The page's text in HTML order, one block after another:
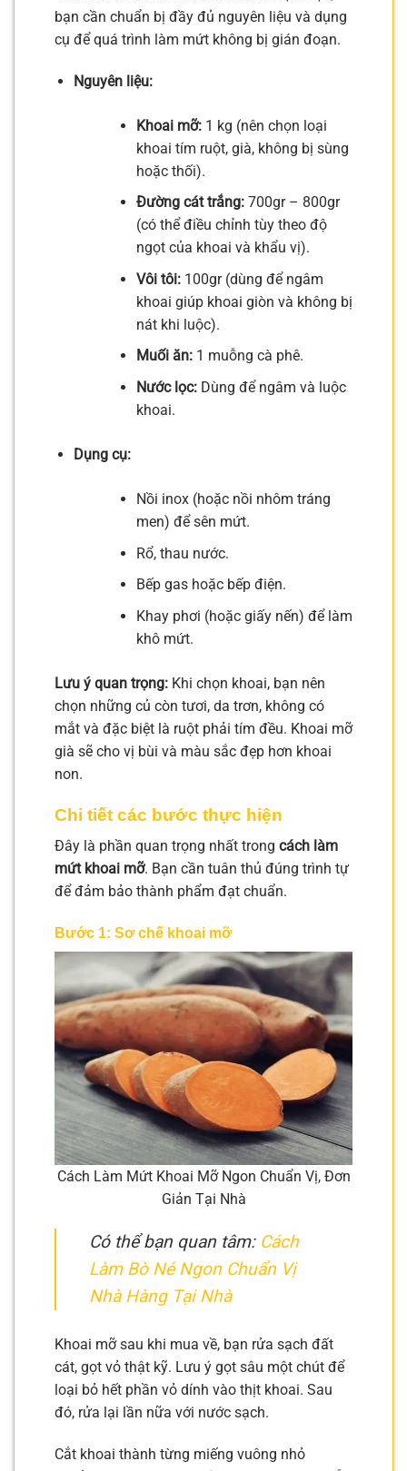
bạn cần chuẩn bị đầy đủ nguyên liệu và dụng
cụ để quá trình làm mứt không bị gián đoạn.
Nguyên liệu:
Khoai mỡ:1 kg (nên chọn loại
khoai tím ruột, già, không bị sùng
hoặc thối).
Đường cát trắng:700gr – 800gr
(có thể điều chỉnh tùy theo độ
ngọt của khoai và khẩu vị).
Vôi tôi:100gr (dùng để ngâm
khoai giúp khoai giòn và không bị
nát khi luộc).
Muối ăn:1 muỗng cà phê.
Nước lọc:Dùng để ngâm và luộc
khoai.
Dụng cụ:
Nồi inox (hoặc nồi nhôm tráng
men) để sên mứt.
Rổ, thau nước.
Bếp gas hoặc bếp điện.
Khay phơi (hoặc giấy nến) để làm
khô mứt.
Lưu ý quan trọng: Khi chọn khoai, bạn nên
chọn những củ còn tươi, da trơn, không có
mắt và đặc biệt là ruột phải tím đều. Khoai mỡ
già sẽ cho vị bùi và màu sắc đẹp hơn khoai
non.
Chi tiết các bước thực hiện
Đây là phần quan trọng nhất trong cách làm
mứt khoai mỡ. Bạn cần tuân thủ đúng trình tự
để đảm bảo thành phẩm đạt chuẩn.
Bước 1: Sơ chế khoai mỡ
Cách Làm Mứt Khoai Mỡ Ngon Chuẩn Vị, Đơn
Giản Tại Nhà
Có thể bạn quan tâm: Cách
Làm Bò Né Ngon Chuẩn Vị
Nhà Hàng Tại Nhà
Khoai mỡ sau khi mua về, bạn rửa sạch đất
cát, gọt vỏ thật kỹ. Lưu ý gọt sâu một chút để
loại bỏ hết phần vỏ dính vào thịt khoai. Sau
đó, rửa lại lần nữa với nước sạch.
Cắt khoai thành từng miếng vuông nhỏ